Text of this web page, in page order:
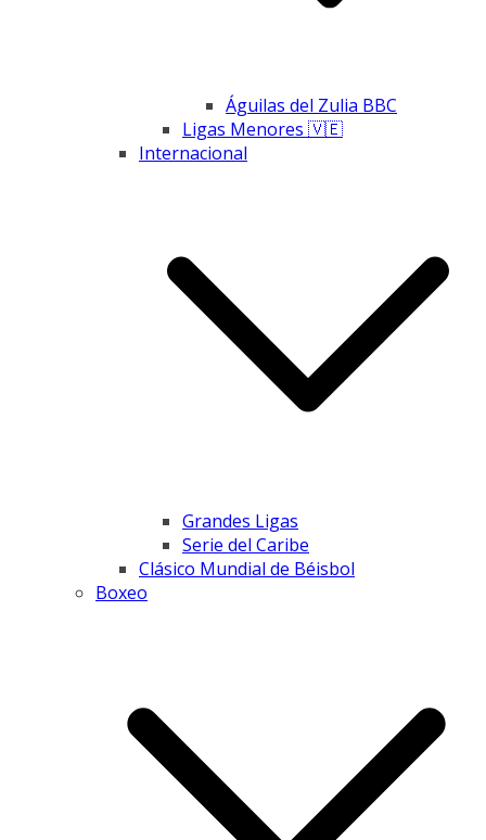
Águilas del Zulia BBC
Ligas Menores 🇻🇪
Internacional
Grandes Ligas
Serie del Caribe
Clásico Mundial de Béisbol
Boxeo